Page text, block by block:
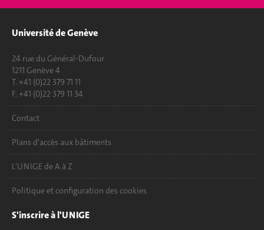
Université de Genève
24 rue du Général-Dufour
1211 Genève 4
T. +41 (0)22 379 71 11
F. +41 (0)22 379 11 34
Contact
Plans d'accès aux bâtiments
L'UNIGE de A à Z
Politique et configuration des cookies
S'inscrire à l'UNIGE